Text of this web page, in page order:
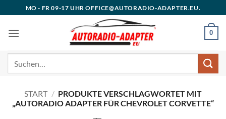
Inhalt
springen
MO - FR 09-17 UHR OFFICE@AUTORADIO-ADAPTER.EU.
0
START / PRODUKTE VERSCHLAGWORTET MIT
„AUTORADIO ADAPTER FÜR CHEVROLET CORVETTE“